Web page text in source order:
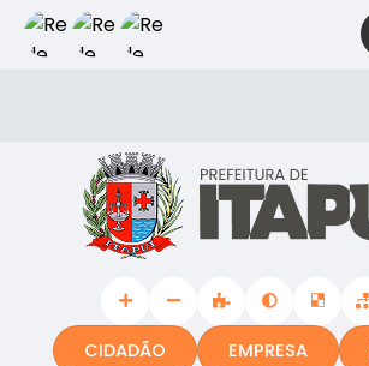
CIDADÃO EMPRESA